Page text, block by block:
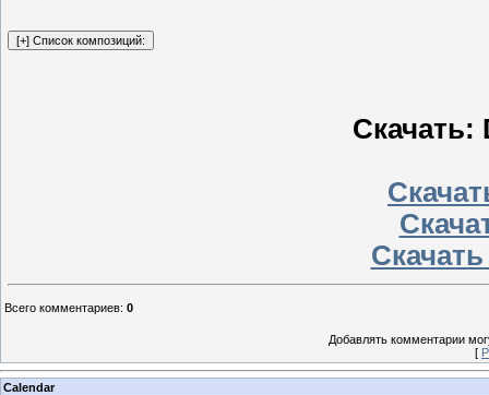
Скачать:
Всего комментариев: 0
Добавлять комментарии
[
Calendar